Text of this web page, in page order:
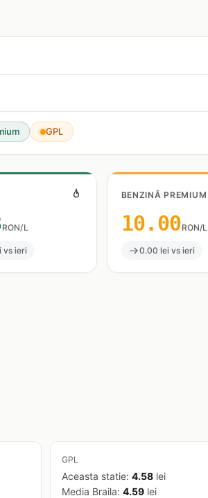
GPL
RON/L
vs ieri
BENZINĂ PREMIUM
10.00RON/L
0.00 lei vs ieri
GPL
Aceasta statie: 4.58lei
Media Braila: 4.59lei